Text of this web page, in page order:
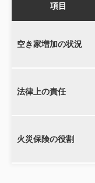
項目
空き家増加の状況
法律上の責任
火災保険の役割